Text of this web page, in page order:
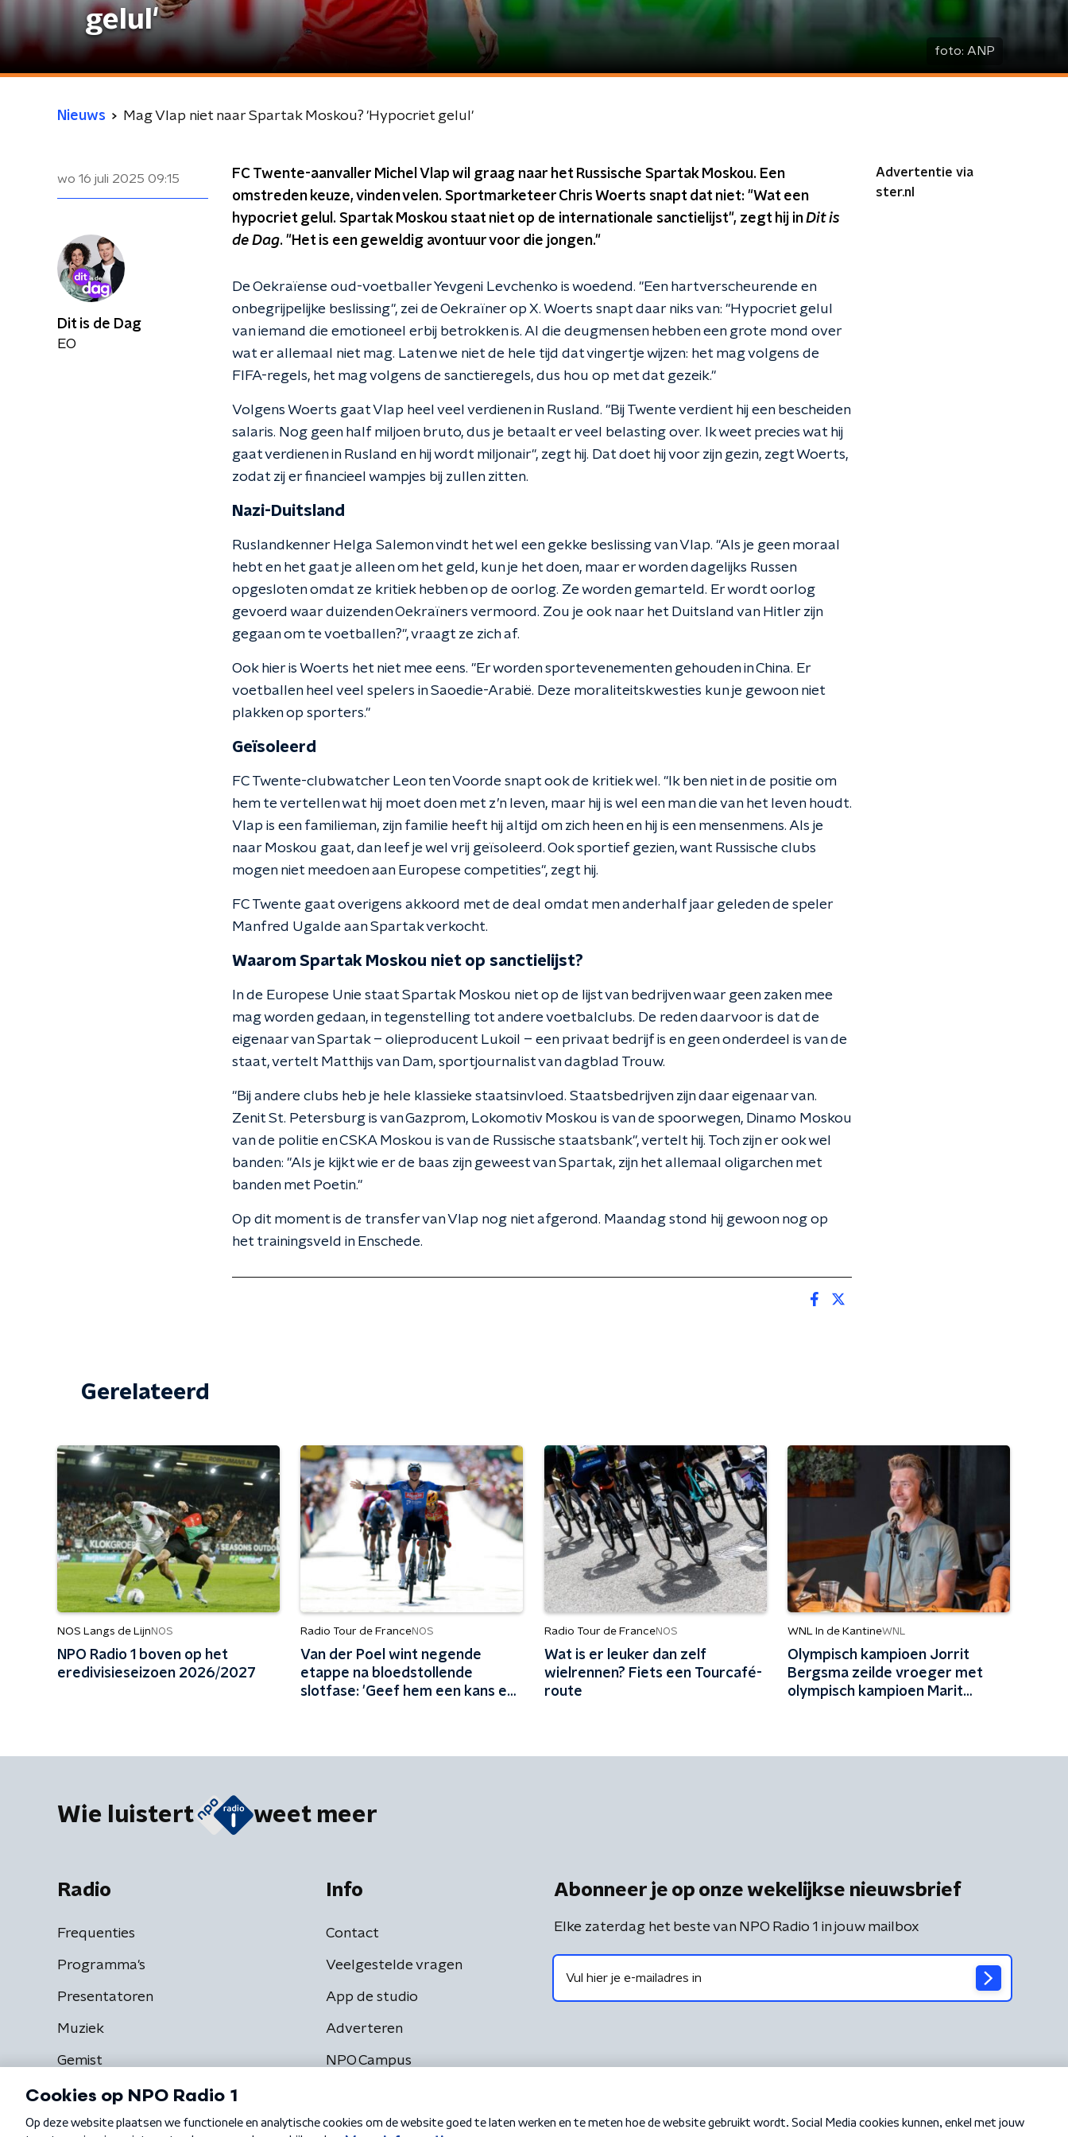
gelul'
foto: ANP
Nieuws Mag Vlap niet naar Spartak Moskou? 'Hypocriet gelul'
wo 16 juli 2025 09:15
FC Twente-aanvaller Michel Vlap wil graag naar het Russische Spartak Moskou. Een
omstreden keuze, vinden velen. Sportmarketeer Chris Woerts snapt dat niet: "Wat een
hypocriet gelul. Spartak Moskou staat niet op de internationale sanctielijst", zegt hij inDit is
de Dag. "Het is een geweldig avontuur voor die jongen."
De Oekraïense oud-voetballer Yevgeni Levchenko is woedend. "Een hartverscheurende en
onbegrijpelijke beslissing", zei de Oekraïner op X. Woerts snapt daar niks van: "Hypocriet gelul
van iemand die emotioneel erbij betrokken is. Al die deugmensen hebben een grote mond over
wat er allemaal niet mag. Laten we niet de hele tijd dat vingertje wijzen: het mag volgens de
FIFA-regels, het mag volgens de sanctieregels, dus hou op met dat gezeik."
Volgens Woerts gaat Vlap heel veel verdienen in Rusland. "Bij Twente verdient hij een bescheiden
salaris. Nog geen half miljoen bruto, dus je betaalt er veel belasting over. Ik weet precies wat hij
gaat verdienen in Rusland en hij wordt miljonair", zegt hij. Dat doet hij voor zijn gezin, zegt Woerts,
zodat zij er financieel wampjes bij zullen zitten.
Nazi-Duitsland
Ruslandkenner Helga Salemon vindt het wel een gekke beslissing van Vlap. "Als je geen moraal
hebt en het gaat je alleen om het geld, kun je het doen, maar er worden dagelijks Russen
opgesloten omdat ze kritiek hebben op de oorlog. Ze worden gemarteld. Er wordt oorlog
gevoerd waar duizenden Oekraïners vermoord. Zou je ook naar het Duitsland van Hitler zijn
gegaan om te voetballen?", vraagt ze zich af.
Ook hier is Woerts het niet mee eens. "Er worden sportevenementen gehouden in China. Er
voetballen heel veel spelers in Saoedie-Arabië. Deze moraliteitskwesties kun je gewoon niet
plakken op sporters."
Geïsoleerd
FC Twente-clubwatcher Leon ten Voorde snapt ook de kritiek wel. "Ik ben niet in de positie om
hem te vertellen wat hij moet doen met z’n leven, maar hij is wel een man die van het leven houdt.
Vlap is een familieman, zijn familie heeft hij altijd om zich heen en hij is een mensenmens. Als je
naar Moskou gaat, dan leef je wel vrij geïsoleerd. Ook sportief gezien, want Russische clubs
mogen niet meedoen aan Europese competities", zegt hij.
FC Twente gaat overigens akkoord met de deal omdat men anderhalf jaar geleden de speler
Manfred Ugalde aan Spartak verkocht.
Waarom Spartak Moskou niet op sanctielijst?
In de Europese Unie staat Spartak Moskou niet op de lijst van bedrijven waar geen zaken mee
mag worden gedaan, in tegenstelling tot andere voetbalclubs. De reden daarvoor is dat de
eigenaar van Spartak – olieproducent Lukoil – een privaat bedrijf is en geen onderdeel is van de
staat, vertelt Matthijs van Dam, sportjournalist van dagblad Trouw.
"Bij andere clubs heb je hele klassieke staatsinvloed. Staatsbedrijven zijn daar eigenaar van.
Zenit St. Petersburg is van Gazprom, Lokomotiv Moskou is van de spoorwegen, Dinamo Moskou
van de politie en CSKA Moskou is van de Russische staatsbank", vertelt hij. Toch zijn er ook wel
banden: "Als je kijkt wie er de baas zijn geweest van Spartak, zijn het allemaal oligarchen met
banden met Poetin."
Op dit moment is de transfer van Vlap nog niet afgerond. Maandag stond hij gewoon nog op
het trainingsveld in Enschede.
Advertentie via
ster.nl
Dit is de Dag
EO
Gerelateerd
NOS Langs de Lijn NOS
NPO Radio 1 boven op het
eredivisieseizoen 2026/2027
Radio Tour de FranceNOS
Van der Poel wint negende
etappe na bloedstollende
slotfase: 'Geef hem een kans en
Radio Tour de FranceNOS
Wat is er leuker dan zelf
wielrennen? Fiets een Tourcafé-
route
WNL In de KantineWNL
Olympisch kampioen Jorrit
Bergsma zeilde vroeger met
olympisch kampioen Marit
Wie luistert weet meer
Radio
Frequenties
Programma's
Presentatoren
Muziek
Gemist
Info
Contact
Veelgestelde vragen
App de studio
Adverteren
NPO Campus
Abonneer je op onze wekelijkse nieuwsbrief
Elke zaterdag het beste van NPO Radio 1 in jouw mailbox